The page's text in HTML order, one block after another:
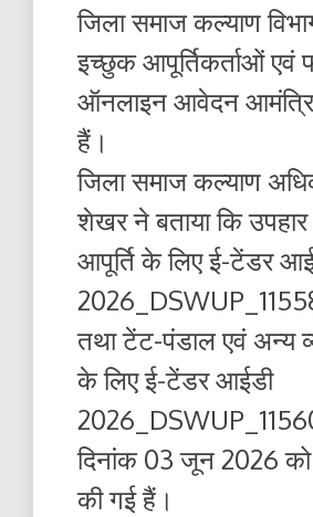
जिला समाज कल्याण विभाग
इच्छुक आपूर्तिकर्ताओं एवं
ऑनलाइन आवेदन
हैं।
जिला समाज कल्याण
शेखर ने बताया कि उपहार
आपूर्ति के लिए ई-टेंडर
तथा टेंट-पंडाल एवं अन्य
के लिए ई-टेंडर आईडी
दिनांक 03 जून 2026
की गई हैं।